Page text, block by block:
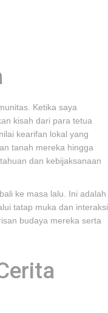
Ketika saya
kisah dari para tetua
kearifan lokal yang
tanah mereka hingga
dan kebijaksanaan
ke masa lalu. Ini adalah
tatap muka dan interaksi
budaya mereka serta